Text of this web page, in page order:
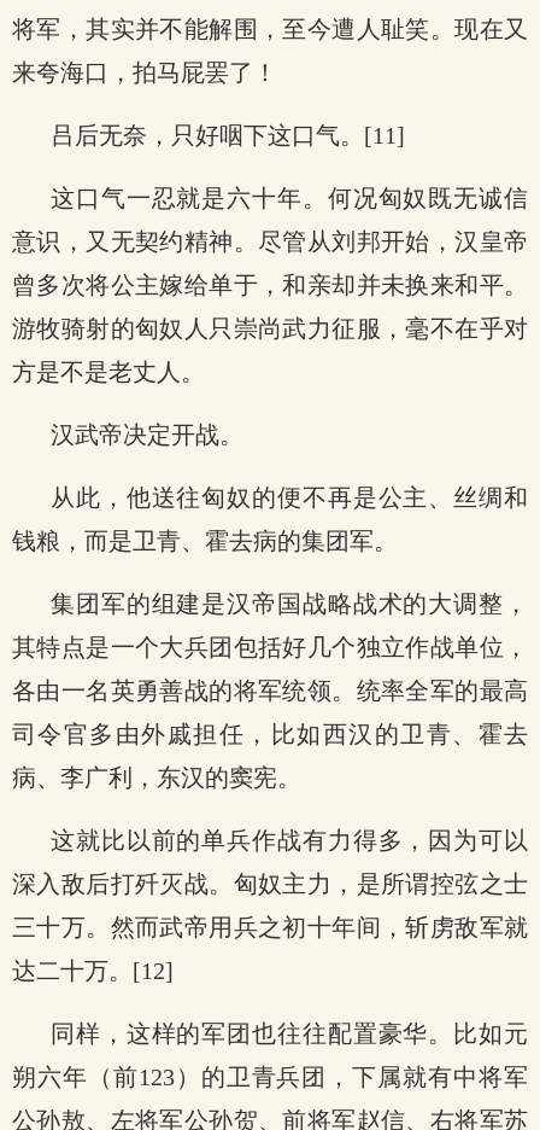
将军，其实并不能解围，至今遭人耻笑。现在又
来夸海口，拍马屁罢了！
吕后无奈，只好咽下这口气。[11]
这口气一忍就是六十年。何况匈奴既无诚信
意识，又无契约精神。尽管从刘邦开始，汉皇帝
曾多次将公主嫁给单于，和亲却并未换来和平。
游牧骑射的匈奴人只崇尚武力征服，毫不在乎对
方是不是老丈人。
汉武帝决定开战。
从此，他送往匈奴的便不再是公主、丝绸和
钱粮，而是卫青、霍去病的集团军。
集团军的组建是汉帝国战略战术的大调整，
其特点是一个大兵团包括好几个独立作战单位，
各由一名英勇善战的将军统领。统率全军的最高
司令官多由外戚担任，比如西汉的卫青、霍去
病、李广利，东汉的窦宪。
这就比以前的单兵作战有力得多，因为可以
深入敌后打歼灭战。匈奴主力，是所谓控弦之士
三十万。然而武帝用兵之初十年间，斩虏敌军就
达二十万。[12]
同样，这样的军团也往往配置豪华。比如元
朔六年（前123）的卫青兵团，下属就有中将军
公孙敖、左将军公孙贺、前将军赵信、右将军苏